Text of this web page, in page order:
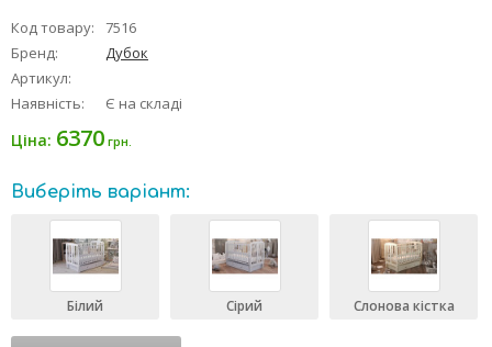
Код товару:
7516
Бренд:
Дубок
Артикул:
Наявність:
Є на складі
Ціна: 6370 грн.
Виберіть варіант:
Білий Сірий Слонова кістка